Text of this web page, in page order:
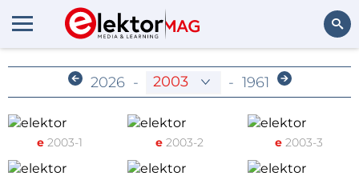
Zoeken
Archief voor leden
2026 - - 1961
e2003-1 e 2003-2 e2003-3